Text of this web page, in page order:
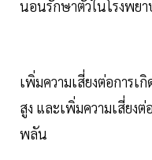
นอนรักษาตัวในโรงพยา
เพิ่มความเสี่ยงต่อการเ
สูง และเพิ่มความเสี่ยง
พลัน